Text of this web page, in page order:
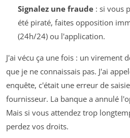
Signalez une fraude: si vous
été piraté, faites opposition
(24h/24) ou l'application.
J'ai vécu ça une fois : un virement
que je ne connaissais pas. J'ai
enquête, c'était une erreur de
fournisseur. La banque a annulé
Mais si vous attendez trop
perdez vos droits.